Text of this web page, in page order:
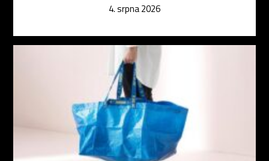
4. srpna 2026